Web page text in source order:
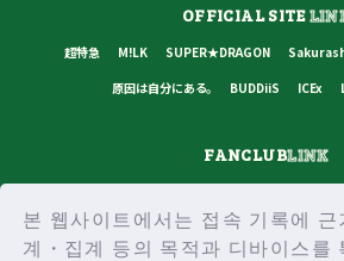
본 웹사이트에서는 접속 기록에 근
계・집계 등의 목적과 디바이스를
OFFICIAL SITE
超特急 M!LK SUPER★DRAGON
原因は自分にある。
BUDDiiS ICEx
FANCLUBLINK
原因は自分にある。
BUDDiiS ICEx Lienel